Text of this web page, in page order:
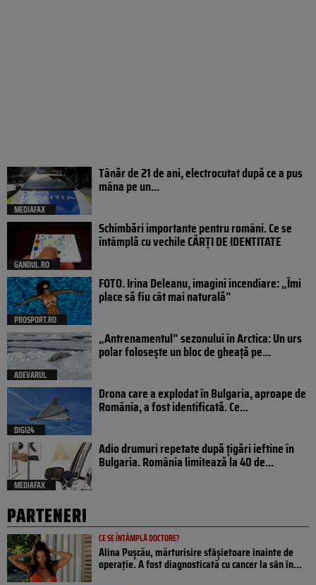
MEDIAFAX
Tânăr de 21 de ani, electrocutat după ce a pus
mâna pe un...
GANDUL.RO
Schimbări importante pentru români. Ce se
întâmplă cu vechile CĂRȚI DE IDENTITATE
PROSPORT.RO
FOTO. Irina Deleanu, imagini incendiare: „Îmi
place să fiu cât mai naturală”
ADEVARUL
„Antrenamentul” sezonului în Arctica: Un urs
polar folosește un bloc de gheață pe...
DIGI24
Drona care a explodat în Bulgaria, aproape de
România, a fost identificată. Ce...
MEDIAFAX
Adio drumuri repetate după țigări ieftine în
Bulgaria. România limitează la 40 de...
PARTENERI
CE SE ÎNTÂMPLĂ DOCTORE?
Alina Pușcău, mărturisire sfâșietoare înainte de
operație. A fost diagnosticată cu cancer la sân în...